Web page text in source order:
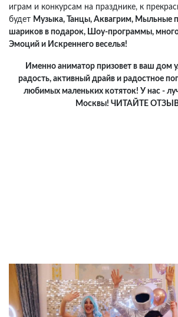
играм и конкурсам на празднике, к
будет Музыка, Танцы, Аквагрим, Мыльные
шариков в подарок, Шоу-программы, много
Эмоций и Искреннего веселья!
Именно аниматор призовет в ваш дом
радость, активный драйв и радостное
любимых маленьких котяток! У нас -
Москвы! ЧИТАЙТЕ